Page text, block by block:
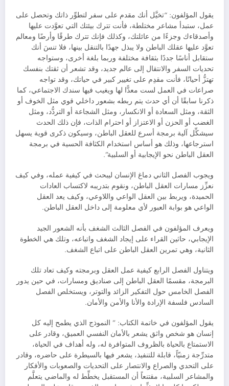
يقول المؤلفون: “تخيَّل أنك مقدم على سفر لتطوِّر ذاتك وتحصل على
عمل، ستبدأ مشاعر مختلطة، فأنت تترك بيئتك التي تعوَّدت عليها
وأصدقاءك وجزءًا من عائلتك، وكذلك فإنك تترك طرقًا وأرضًا ومعالم
تعوَّد عليها عقلك الباطن ولا يبذل جهدًا بالتنقل بينها، فلا تنسَ أنك
ستقابل أناسًا جددًا بثقافة مختلفة وربما بلغة أخرى، وستواجه
تحديات السفر والانتقال إلى عالم جديد، وقد تشعر أن ثقتك بنفسك
تهتزُّ أحيانًا، فأنت مقدِم على تغيير كبير في حياتك، وقد تواجه
صراعات في العمل لست معدًّا لها ويغيب فيها سندك الاجتماعي، كما
ذكرنا سابقًا أن أي حدث يتم ربطه بشعور داخلي قوي مثل الخوف أو
الثقة، ومثل السعادة أو الانكسار، ومثل الشجاعة أو التردُّد، ومثل
الغضب أو الحزن أو الاعتزاز أو احترام الذات، فإن ذلك الحدث
سيشكِّل آلية برمجة أسرع للعقل الباطن، وسيكون ذكرى قوية يسهل
استرجاعها، وذلك هو أساس استخدام الكثافة الحسية في برمجة
العقل الباطن نحو الإيجابية أو السلبية”.
ويجوب الفصل الثاني دماغ الإنسان ليبحث في كيفية عمله، وفي كيف
نعزِّز مسارات العقل الباطن، ونقوم بتدريبه لاكتساب العادات
الحميدة، ويربط بين العقل الواعي واللاوعي، وكيف يعد العقل
الواعي هو بوابة العبور لأي معلومة إلى داخل العقل الباطن.
ويعرف المؤلفون في الفصل الثالث الشغف بأنه الشعور الجيد
الإيجابي، حاثين القراء على إيجاد الشغف واتباعه، وتلك هي الخطوة
الثانية، وهي تمرين العقل الباطن على اتباع الشغف.
ويتناول الفصل الرابع كيفية عمل العقل وبرمجته وكيف تعاد تلك
البرمجة، مقسمًا العقل الباطن إلى صناديق ومسارات، في حين يدور
الفصل الخامس حول التفكير الزائد والتوتر، ويستخلص الفصل
السادس فلسفة الإرادة والأنا والأمن والأمان.
يقول المؤلفون في خاتمة الكتاب: ” النموذج الذي يطمح إليه كل
إنسان هو شخص واثق يشعر بالأمان النفسي العميق، وقادر على
الاستمتاع بالحياة بالظروف المتوافرة له، وله أهداف في الحياة،
متدرِّجة زمنيّاً، قابلة للتنفيذ، يشعر فيها بالسيطرة على حاضره، وقادر
على التحدي والصراع والانتصار على التحديات والصعوبات والأفكار
والمشاعر السلبية، مقتنعاً أن المستقبل يخطِّط له والماضي يتعلَّم